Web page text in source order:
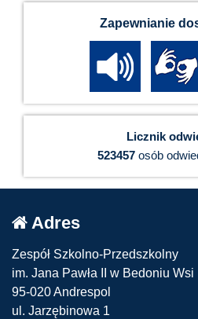
Zapewnianie
Licznik
523457osób
Adres
Zespół Szkolno-Przedszkolny
im. Jana Pawła II w Bedoniu Wsi
95-020 Andrespol
ul. Jarzębinowa 1